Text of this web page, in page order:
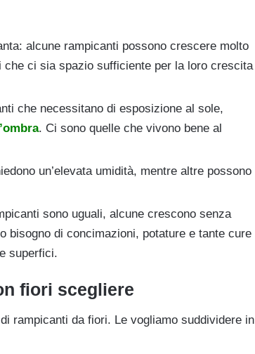
alcune rampicanti possono crescere molto
ci sia spazio sufficiente per la loro crescita
che necessitano di esposizione al sole,
. Ci sono quelle che vivono bene al
un’elevata umidità, mentre altre possono
sono uguali, alcune crescono senza
bisogno di concimazioni, potature e tante cure
superfici.
fiori scegliere
rampicanti da fiori. Le vogliamo suddividere in